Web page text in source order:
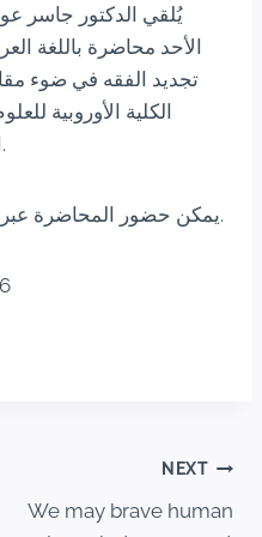
يُلقي الدكتور جاسر
الأحد محاضرة باللغة
تجديد الفقه في ضوء
الكلية الأوروبية
الخامسة عصرًا بتوقيت ألمانيا.
يمكن حضور المحاضرة عبرعلى برنامج زووم.
NEXT
We may brave human